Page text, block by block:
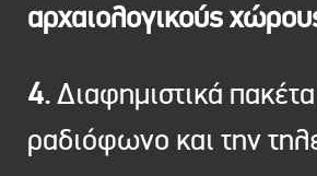
αρχαιολογικούς
4.Διαφημιστικά πακέτα
ραδιόφωνο και την